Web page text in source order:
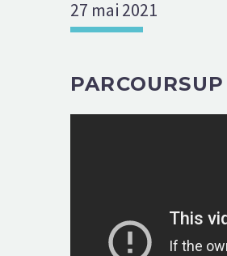
27 mai 2021